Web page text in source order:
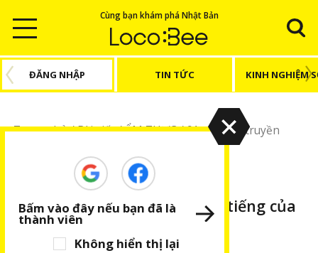
Cùng bạn khám phá Nhật Bản
ĐĂNG NHẬP TIN TỨC KINH NGHIỆM
Trang chủ/Bài viết/ẨM THỰC/91 món ăn truyền
BÀI VIẾT NỔI BẬT
91 món ăn truyền thống nổi tiếng của
Nhật Bản (kì 1)
Không hiển thị lại
Bấm vào đây nếu bạn đã là
thành viên